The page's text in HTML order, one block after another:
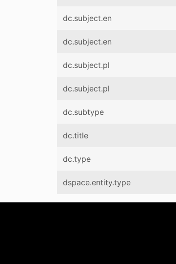
dc.subject.en
dc.subject.en
dc.subject.pl
dc.subject.pl
dc.subtype
dc.title
dc.type
dspace.entity.type